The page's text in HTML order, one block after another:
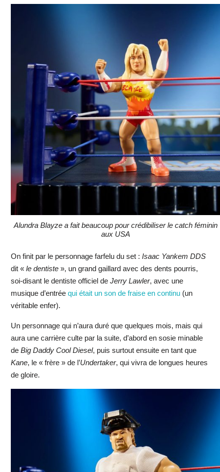
Alundra Blayze a fait beaucoup pour crédibiliser le catch féminin
aux USA
On finit par le personnage farfelu du set : Isaac Yankem DDS
dit « le dentiste», un grand gaillard avec des dents pourris,
soi-disant le dentiste officiel de Jerry Lawler, avec une
musique d’entrée qui était un son de fraise en continu(un
véritable enfer).
Un personnage qui n’aura duré que quelques mois, mais qui
aura une carrière culte par la suite, d’abord en sosie minable
de Big Daddy Cool Diesel, puis surtout ensuite en tant que
Kane, le « frère » de l’Undertaker, qui vivra de longues heures
de gloire.